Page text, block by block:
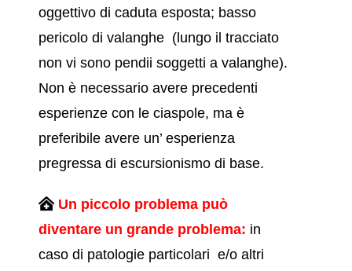
oggettivo di caduta esposta; basso
pericolo di valanghe (lungo il tracciato
non vi sono pendii soggetti a valanghe).
Non è necessario avere precedenti
esperienze con le ciaspole, ma è
preferibile avere un’ esperienza
pregressa di escursionismo di base.
Un piccolo problema può
diventare un grande problema: in
caso di patologie particolari e/o altri